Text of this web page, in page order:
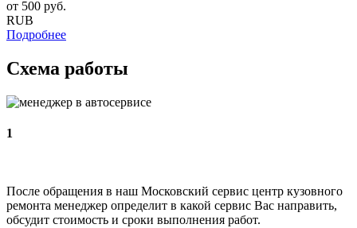
от 500 руб.
RUB
Подробнее
Схема работы
1
После обращения в наш Московский сервис центр кузовного
ремонта менеджер определит в какой сервис Вас направить,
обсудит стоимость и сроки выполнения работ.